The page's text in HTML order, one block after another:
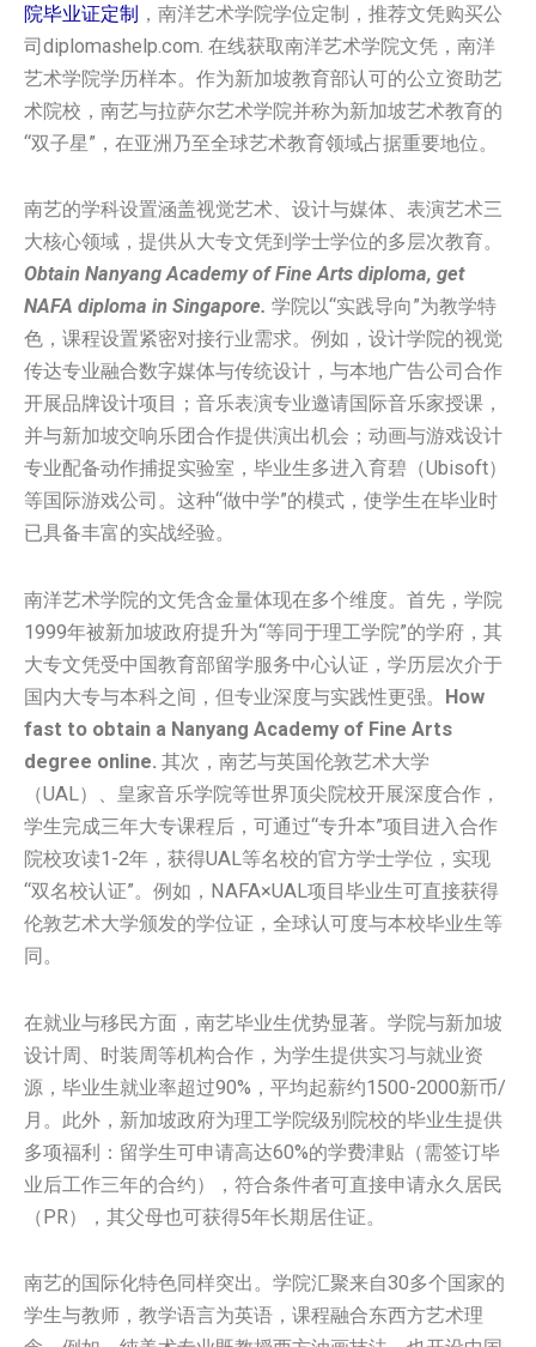
院毕业证定制 ，南洋艺术学院学位定制，推荐文凭购买公
司diplomashelp.com. 在线获取南洋艺术学院文凭，南洋
艺术学院学历样本。作为新加坡教育部认可的公立资助艺
术院校，南艺与拉萨尔艺术学院并称为新加坡艺术教育的
“双子星”，在亚洲乃至全球艺术教育领域占据重要地位。
南艺的学科设置涵盖视觉艺术、设计与媒体、表演艺术三
大核心领域，提供从大专文凭到学士学位的多层次教育。
Obtain Nanyang Academy of Fine Arts diploma, get
NAFA diploma in Singapore. 学院以“实践导向”为教学特
色，课程设置紧密对接行业需求。例如，设计学院的视觉
传达专业融合数字媒体与传统设计，与本地广告公司合作
开展品牌设计项目；音乐表演专业邀请国际音乐家授课，
并与新加坡交响乐团合作提供演出机会；动画与游戏设计
专业配备动作捕捉实验室，毕业生多进入育碧（Ubisoft）
等国际游戏公司。这种“做中学”的模式，使学生在毕业时
已具备丰富的实战经验。
南洋艺术学院的文凭含金量体现在多个维度。首先，学院
1999年被新加坡政府提升为“等同于理工学院”的学府，其
大专文凭受中国教育部留学服务中心认证，学历层次介于
国内大专与本科之间，但专业深度与实践性更强。 How
fast to obtain a Nanyang Academy of Fine Arts
degree online. 其次，南艺与英国伦敦艺术大学
（UAL）、皇家音乐学院等世界顶尖院校开展深度合作，
学生完成三年大专课程后，可通过“专升本”项目进入合作
院校攻读1-2年，获得UAL等名校的官方学士学位，实现
“双名校认证”。例如，NAFA×UAL项目毕业生可直接获得
伦敦艺术大学颁发的学位证，全球认可度与本校毕业生等
同。
在就业与移民方面，南艺毕业生优势显著。学院与新加坡
设计周、时装周等机构合作，为学生提供实习与就业资
源，毕业生就业率超过90%，平均起薪约1500-2000新币/
月。此外，新加坡政府为理工学院级别院校的毕业生提供
多项福利：留学生可申请高达60%的学费津贴（需签订毕
业后工作三年的合约），符合条件者可直接申请永久居民
（PR），其父母也可获得5年长期居住证。
南艺的国际化特色同样突出。学院汇聚来自30多个国家的
学生与教师，教学语言为英语，课程融合东西方艺术理